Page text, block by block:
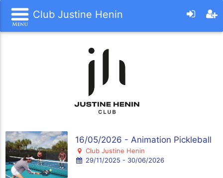
Club Justine Henin
16/05/2026 - Animation Pickleball
Club Justine Henin
29/11/2025 - 30/06/2026